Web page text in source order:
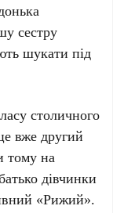
сестру
шукати під
столичного
вже другий
тому на
дівчинки
«Рижий».